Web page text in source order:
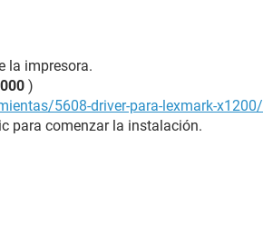
la impresora.
)
5608-driver-para-lexmark-x1200/
para comenzar la instalación.